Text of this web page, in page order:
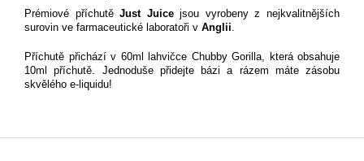
Prémiové příchutěJust Juicejsou vyrobeny z nejkvalitnějších
surovin ve farmaceutické laboratoři v Anglii
Příchutě přichází v 60ml lahvičce Chubby Gorilla, která obsahuje
10ml příchutě. Jednoduše přidejte bázi a rázem máte zásobu
skvělého e-liquidu!